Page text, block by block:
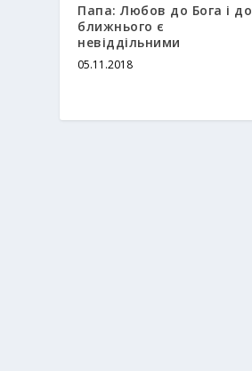
Папа: Любов до Бога і до
ближнього є
невіддільними
05.11.2018